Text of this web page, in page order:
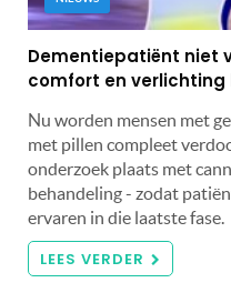
Dementiepatiënt niet
comfort en
Nu worden mensen met
met pillen compleet
onderzoek plaats met
behandeling - zodat
ervaren in die laatste fase.
LEES VERDER